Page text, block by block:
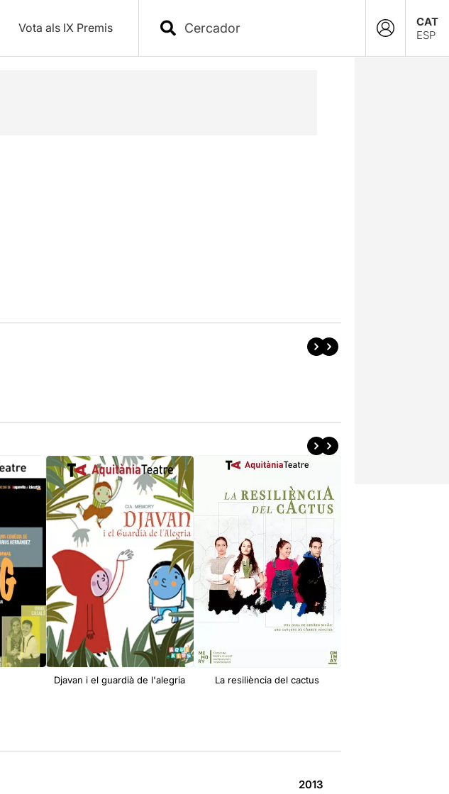
Vota als IX Premis
CAT
ESP
Djavan i el guardià de l'alegria La resiliència del cactus
2013